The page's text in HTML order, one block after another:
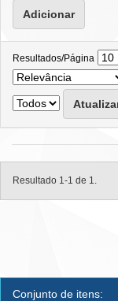
Resultados/Página
Resultado 1-1 de 1.
Conjunto de itens: